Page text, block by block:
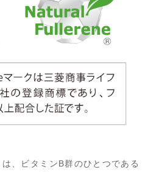
、ビタミンB群のひとつである